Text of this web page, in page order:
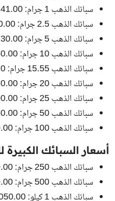
سبائك الذهب 1 جرام: 7,241.00 جنيه
سبائك الذهب 2.5 جرام: 17,940.00 جنيه
سبائك الذهب 5 جرام: 35,730.00 جنيه
سبائك الذهب 10 جرام: 71,450.00 جنيه
سبائك الذهب 15.55 جرام: 111,089.20 جنيه
سبائك الذهب 20 جرام: 142,880.00 جنيه
سبائك الذهب 25 جرام: 178,600.00 جنيه
سبائك الذهب 50 جرام: 357,050.00 جنيه
سبائك الذهب 100 جرام: 713,900.00 جنيه
أسعار السبائك الكبيرة
سبائك الذهب 250 جرام: 1,777,050.00 جنيه
سبائك الذهب 500 جرام: 3,554,050.00 جنيه
سبائك الذهب 1 كيلو: 7,106,050.00 جنيه